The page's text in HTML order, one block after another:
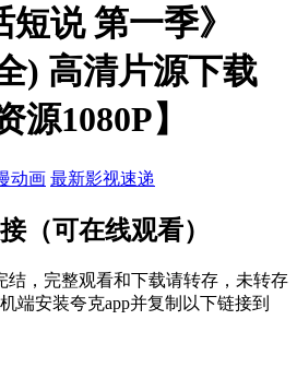
说 第一季》
) 高清片源下载
源1080P】
动画 最新影视速递
（可在线观看）
结，完整观看和下载请转存，未转存
端安装夸克app并复制以下链接到